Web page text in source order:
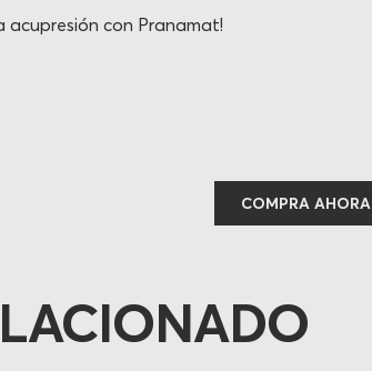
acupresión con Pranamat!
COMPRA AHORA